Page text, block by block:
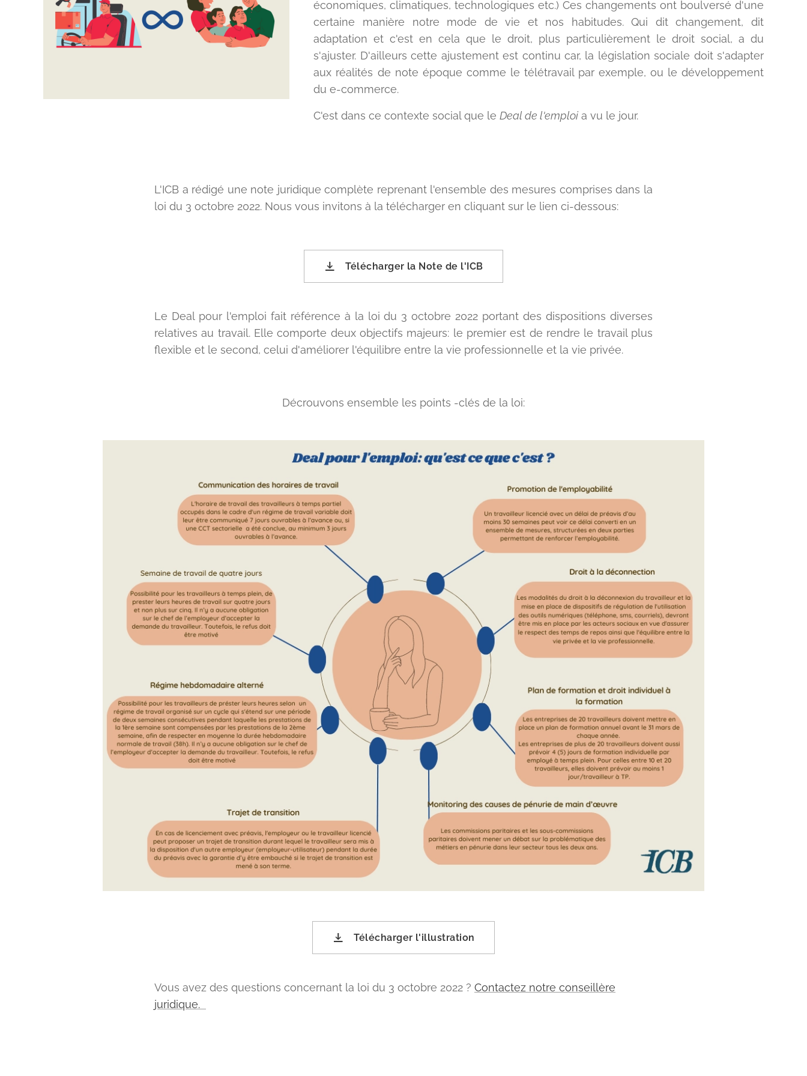
économiques, climatiques, technologiques etc.) Ces changements ont boulversé d'une
certaine manière notre mode de vie et nos habitudes. Qui dit changement, dit
adaptation et c'est en cela que le droit, plus particulièrement le droit social, a du
s'ajuster. D'ailleurs cette ajustement est continu car, la législation sociale doit s'adapter
aux réalités de note époque comme le télétravail par exemple, ou le développement
du e-commerce.
C'est dans ce contexte social que leDeal de l'emploi a vu le jour.
L'ICB a rédigé une note juridique complète reprenant l'ensemble des mesures comprises dans la
loi du 3 octobre 2022. Nous vous invitons à la télécharger en cliquant sur le lien ci-dessous:
Télécharger la Note de l'ICB
Le Deal pour l'emploi fait référence à la loi du 3 octobre 2022 portant des dispositions diverses
relatives au travail. Elle comporte deux objectifs majeurs: le premier est de rendre le travail plus
flexible et le second, celui d'améliorer l'équilibre entre la vie professionnelle et la vie privée.
Décrouvons ensemble les points -clés de la loi:
Télécharger l'illustration
Vous avez des questions concernant la loi du 3 octobre 2022 ? Contactez notre conseillère
juridique.